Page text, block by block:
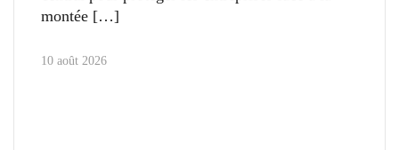
montée
10 août 2026